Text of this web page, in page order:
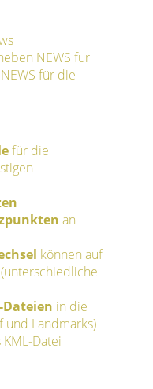
NEWS für
für die
für die
an
können auf
(unterschiedliche
Dateien in die
und Landmarks)
KML-Datei